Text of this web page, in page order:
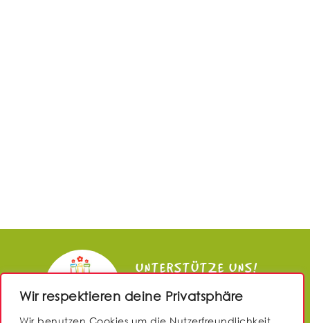
Wir respektieren deine Privatsphäre
UNTERSTÜTZE UNS!
JETZT SPENDEN